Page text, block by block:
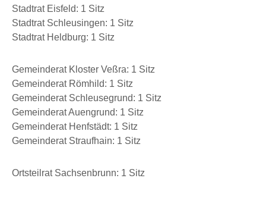
Stadtrat Eisfeld: 1 Sitz
Stadtrat Schleusingen: 1 Sitz
Stadtrat Heldburg: 1 Sitz
Gemeinderat Kloster Veßra: 1 Sitz
Gemeinderat Römhild: 1 Sitz
Gemeinderat Schleusegrund: 1 Sitz
Gemeinderat Auengrund: 1 Sitz
Gemeinderat Henfstädt: 1 Sitz
Gemeinderat Straufhain: 1 Sitz
Ortsteilrat Sachsenbrunn: 1 Sitz